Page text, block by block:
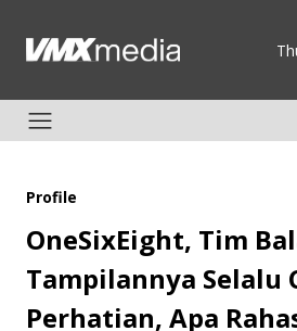
Profile
OneSixEight, Tim
Tampilannya Selalu
Perhatian, Apa